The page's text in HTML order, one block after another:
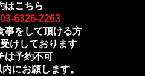
はこちら
03-6326-2263
事をして頂ける方
けしております
は予約不可
にお願します。